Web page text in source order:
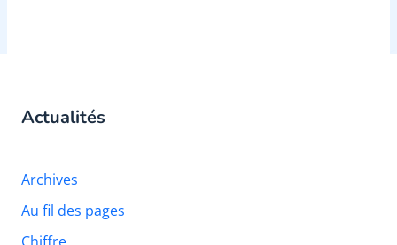
Actualités
Archives
Au fil des pages